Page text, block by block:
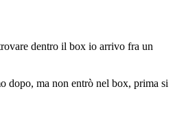
dentro il box io arrivo fra un
dopo, ma non entrò nel box, prima si